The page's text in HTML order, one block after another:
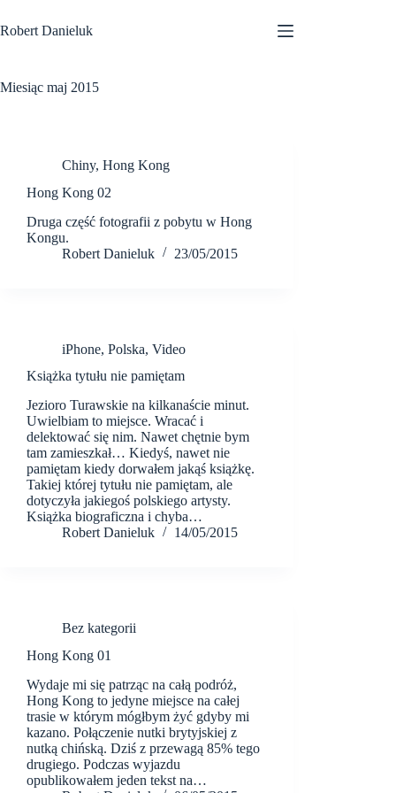
do
treści
Robert Danieluk
Miesiąc maj 2015
Chiny, Hong Kong
Hong Kong 02
Druga część fotografii z pobytu w Hong
Kongu.
Robert Danieluk
23/05/2015
iPhone, Polska, Video
Książka tytułu nie pamiętam
Jezioro Turawskie na kilkanaście minut.
Uwielbiam to miejsce. Wracać i
delektować się nim. Nawet chętnie bym
tam zamieszkał… Kiedyś, nawet nie
pamiętam kiedy dorwałem jakąś książkę.
Takiej której tytułu nie pamiętam, ale
dotyczyła jakiegoś polskiego artysty.
Książka biograficzna i chyba…
Robert Danieluk
14/05/2015
Bez kategorii
Hong Kong 01
Wydaje mi się patrząc na całą podróż,
Hong Kong to jedyne miejsce na całej
trasie w którym mógłbym żyć gdyby mi
kazano. Połączenie nutki brytyjskiej z
nutką chińską. Dziś z przewagą 85% tego
drugiego. Podczas wyjazdu
opublikowałem jeden tekst na…